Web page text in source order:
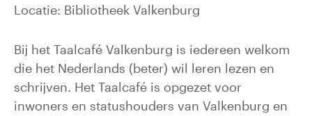
Locatie: Bibliotheek Valkenburg
Bij het Taalcafé Valkenburg is iedereen welkom
die het Nederlands (beter) wil leren lezen en
schrijven. Het Taalcafé is opgezet voor
inwoners en statushouders van Valkenburg en